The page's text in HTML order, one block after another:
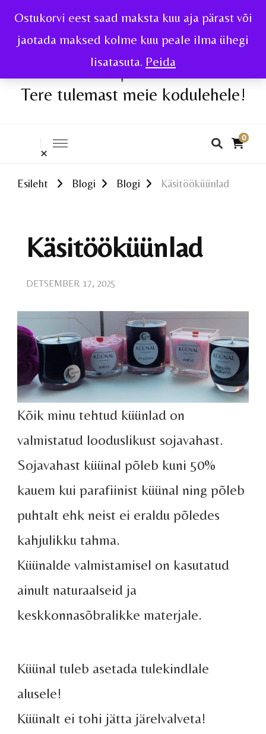
Ostukorvi eest saad maksta kuu aja pärast või
jaotada maksed kolme kuu peale ilma ühegi
lisatasuta. Peida
Tere tulemast meie kodulehele!
0
Esileht Blogi Blogi Käsitööküünlad
Käsitööküünlad
DETSEMBER 17, 2025
Kõik minu tehtud küünlad on
valmistatud looduslikust sojavahast.
Sojavahast küünal põleb kuni 50%
kauem kui parafiinist küünal ning põleb
puhtalt ehk neist ei eraldu põledes
kahjulikku tahma.
Küünalde valmistamisel on kasutatud
ainult naturaalseid ja
keskkonnasõbralikke materjale.
Küünal tuleb asetada tulekindlale
alusele!
Küünalt ei tohi jätta järelvalveta!